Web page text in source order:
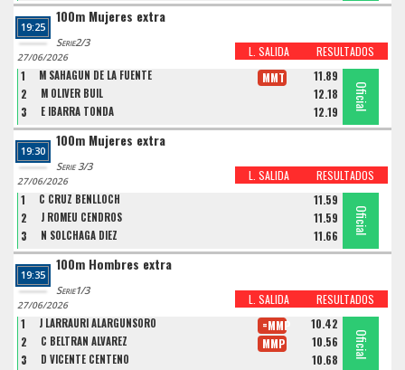
19:25
100m Mujeres extra
Serie2/3
L. SALIDA RESULTADOS
27/06/2026
1 M SAHAGUN DE LA FUENTE 11.89
MMT
Oficial
2 M OLIVER BUIL 12.18 Oficial
3 E IBARRA TONDA 12.19
Oficial
19:30
100m Mujeres extra
Serie 3/3
L. SALIDA RESULTADOS
27/06/2026
1 C CRUZ BENLLOCH 11.59
Oficial
2 J ROMEU CENDROS 11.59 Oficial
3 N SOLCHAGA DIEZ 11.66
Oficial
19:35
100m Hombres extra
Serie1/3
L. SALIDA RESULTADOS
27/06/2026
1 J LARRAURI ALARGUNSORO 10.42
=MMP
Oficial
2 C BELTRAN ALVAREZ 10.56
MMP Oficial
3 D VICENTE CENTENO 10.68
Oficial